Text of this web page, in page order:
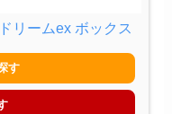
リームex ボックス
す